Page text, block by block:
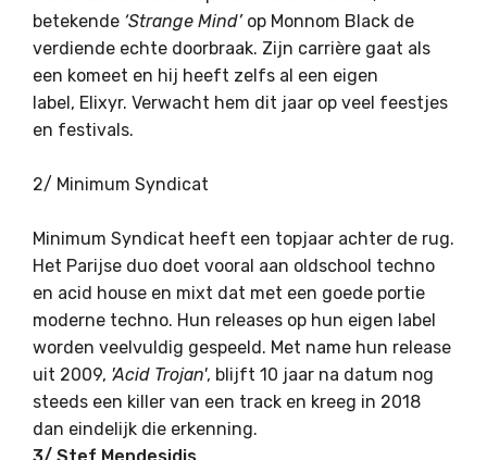
betekende ‘Strange Mind’op Monnom Black de
verdiende echte doorbraak. Zijn carrière gaat als
een komeet en hij heeft zelfs al een eigen
label, Elixyr. Verwacht hem dit jaar op veel feestjes
en festivals.
2/ Minimum Syndicat
Minimum Syndicat heeft een topjaar achter de rug.
Het Parijse duo doet vooral aan oldschool techno
en acid house en mixt dat met een goede portie
moderne techno. Hun releases op hun eigen label
worden veelvuldig gespeeld. Met name hun release
uit 2009, 'Acid Trojan', blijft 10 jaar na datum nog
steeds een killer van een track en kreeg in 2018
dan eindelijk die erkenning.